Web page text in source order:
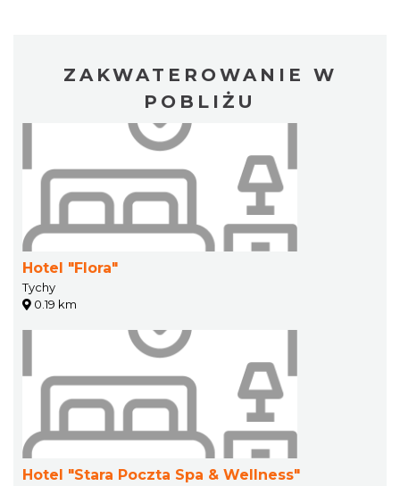
ZAKWATEROWANIE W
POBLIŻU
Hotel "Flora"
Tychy
0.19 km
Hotel "Stara Poczta Spa & Wellness"